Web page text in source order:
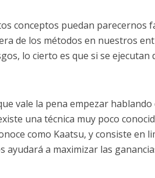
conceptos puedan parecernos
de los métodos en nuestros
lo cierto es que si se
vale la pena empezar
una técnica muy poco
como Kaatsu, y consiste
ayudará a maximizar las